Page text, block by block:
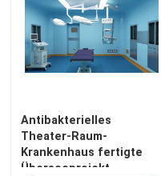
Antibakterielles
Theater-Raum-
Krankenhaus fertigte
Überseeprojekt